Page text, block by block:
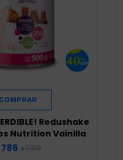
Redushake
Nutrition Vainilla
786 $ 1.310